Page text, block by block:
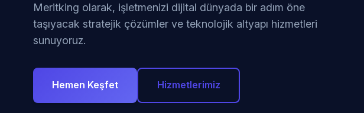
Meritking olarak, işletmenizi dijital dünyada bir adım öne
taşıyacak stratejik çözümler ve teknolojik altyapı hizmetleri
sunuyoruz.
Hemen Keşfet Hizmetlerimiz